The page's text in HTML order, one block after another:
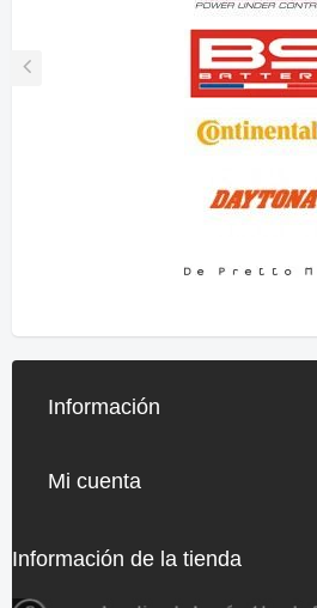
Información
Mi cuenta
Información de la tienda